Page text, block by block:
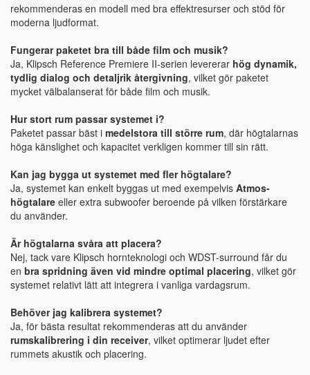
rekommenderas en modell med bra effektresurser och stöd för
moderna ljudformat.
Fungerar paketet bra till både film och musik?
Ja, Klipsch Reference Premiere II-serien levererar hög dynamik,
tydlig dialog och detaljrik återgivning, vilket gör paketet
mycket välbalanserat för både film och musik.
Hur stort rum passar systemet i?
Paketet passar bäst i medelstora till större rum, där högtalarnas
höga känslighet och kapacitet verkligen kommer till sin rätt.
Kan jag bygga ut systemet med fler högtalare?
Ja, systemet kan enkelt byggas ut med exempelvis Atmos-
högtalare eller extra subwoofer beroende på vilken förstärkare
du använder.
Är högtalarna svåra att placera?
Nej, tack vare Klipsch hornteknologi och WDST-surround får du
en bra spridning även vid mindre optimal placering, vilket gör
systemet relativt lätt att integrera i vanliga vardagsrum.
Behöver jag kalibrera systemet?
Ja, för bästa resultat rekommenderas att du använder
rumskalibrering i din receiver, vilket optimerar ljudet efter
rummets akustik och placering.